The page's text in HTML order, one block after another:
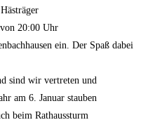
20:00 Uhr
ein. Der Spaß dabei
sind wir vertreten und
am 6. Januar stauben
beim Rathaussturm